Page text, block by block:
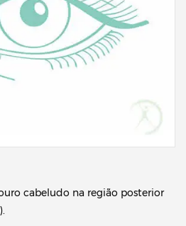
cabeludo na região posterior